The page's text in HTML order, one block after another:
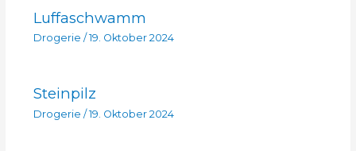
Luffaschwamm
Drogerie / 19. Oktober 2024
Steinpilz
Drogerie /19. Oktober 2024